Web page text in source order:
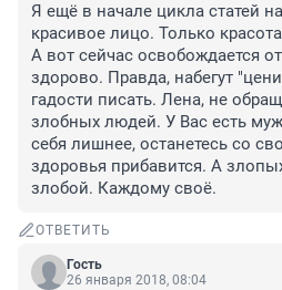
Я ещё в начале цикла статей
красивое лицо. Только
А вот сейчас освобождается
здорово. Правда, набегут
гадости писать. Лена, не
злобных людей. У Вас есть
себя лишнее, останетесь со
здоровья прибавится. А
злобой. Каждому своё.
ОТВЕТИТЬ
Гость
26 января 2018, 08:04